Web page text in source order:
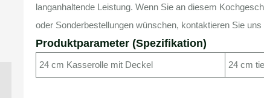
langanhaltende Leistung. Wenn Sie an diesem
oder Sonderbestellungen wünschen, kontaktieren Sie
Produktparameter (Spezifikation)
24 cm Kasserolle mit Deckel 24 cm